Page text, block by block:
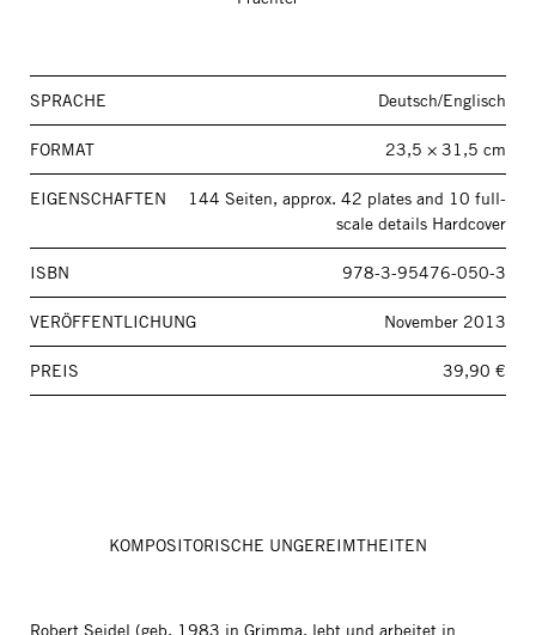
SPRACHE Deutsch/Englisch
FORMAT 23,5 × 31,5 cm
EIGENSCHAFTEN
144 Seiten, approx. 42 plates and 10 full-
scale details Hardcover
ISBN 978-3-95476-050-3
VERÖFFENTLICHUNG November 2013
PREIS 39,90 €
KOMPOSITORISCHE UNGEREIMTHEITEN
Robert Seidel (geb. 1983 in Grimma, lebt und arbeitet in